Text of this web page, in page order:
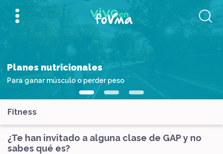
Planes nutricionales
Para ganar músculo o perder peso
Fitness
¿Te han invitado a alguna clase de GAP y no
sabes qué es?